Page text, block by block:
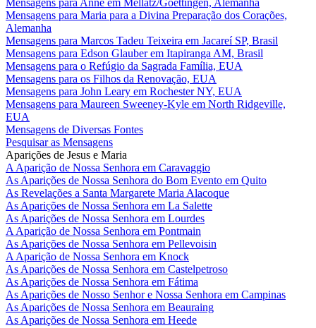
Mensagens para Maria para a Divina Preparação dos Corações,
Alemanha
Mensagens para Marcos Tadeu Teixeira em Jacareí SP, Brasil
Mensagens para Edson Glauber em Itapiranga AM, Brasil
Mensagens para o Refúgio da Sagrada Família, EUA
Mensagens para os Filhos da Renovação, EUA
Mensagens para John Leary em Rochester NY, EUA
Mensagens para Maureen Sweeney-Kyle em North Ridgeville,
EUA
Mensagens de Diversas Fontes
Pesquisar as Mensagens
Aparições de Jesus e Maria
A Aparição de Nossa Senhora em Caravaggio
As Aparições de Nossa Senhora do Bom Evento em Quito
As Revelações a Santa Margarete Maria Alacoque
As Aparições de Nossa Senhora em La Salette
As Aparições de Nossa Senhora em Lourdes
A Aparição de Nossa Senhora em Pontmain
As Aparições de Nossa Senhora em Pellevoisin
A Aparição de Nossa Senhora em Knock
As Aparições de Nossa Senhora em Castelpetroso
As Aparições de Nossa Senhora em Fátima
As Aparições de Nosso Senhor e Nossa Senhora em Campinas
As Aparições de Nossa Senhora em Beauraing
As Aparições de Nossa Senhora em Heede